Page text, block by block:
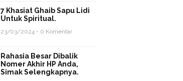
7 Khasiat Ghaib Sapu Lidi
Untuk Spiritual.
23/03/2024 - 0 Komentar
Rahasia Besar Dibalik
Nomer Akhir HP Anda,
Simak Selengkapnya.